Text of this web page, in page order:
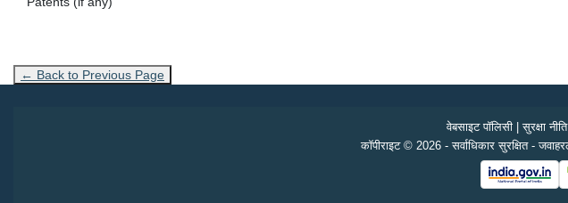
← Back to Previous Page
वेबसाइट पॉलिसी |सुरक्षा नीति
कॉपीराइट © 2026 - सर्वाधिकार सुरक्षित -